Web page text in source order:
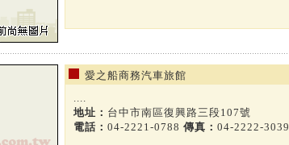
愛之船商務汽車旅館
....
地址： 台中市南區復興路三段107號
電話： 04-2221-0788 傳真： 04-2222-3039